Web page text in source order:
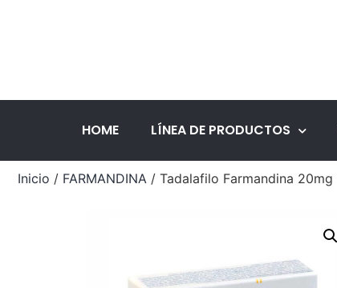
HOME LÍNEA DE PRODUCTOS
Inicio / FARMANDINA / Tadalafilo Farmandina 20mg